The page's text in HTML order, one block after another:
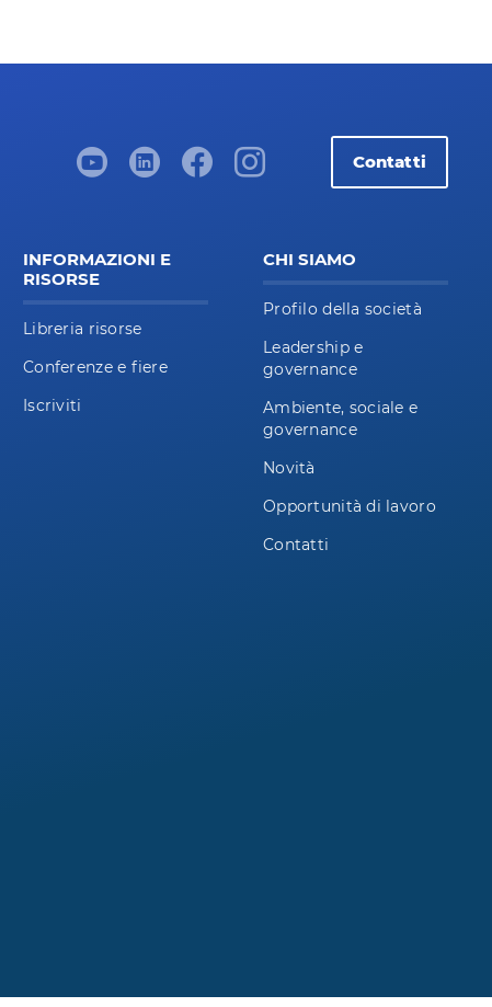
Contatti
INFORMAZIONI E
RISORSE
Libreria risorse
Conferenze e fiere
Iscriviti
CHI SIAMO
Profilo della società
Leadership e
governance
Ambiente, sociale e
governance
Novità
Opportunità di lavoro
Contatti